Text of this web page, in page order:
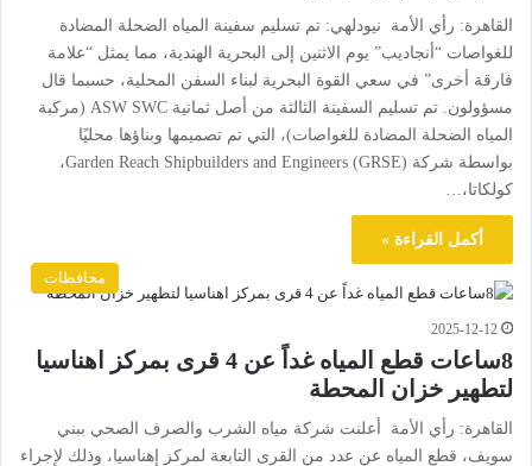
القاهرة: رأي الأمة نيودلهي: تم تسليم سفينة المياه الضحلة المضادة
للغواصات “أنجاديب” يوم الاثنين إلى البحرية الهندية، مما يمثل “علامة
فارقة أخرى” في سعي القوة البحرية لبناء السفن المحلية، حسبما قال
مسؤولون. تم تسليم السفينة الثالثة من أصل ثمانية ASW SWC (مركبة
المياه الضحلة المضادة للغواصات)، التي تم تصميمها وبناؤها محليًا
بواسطة شركة Garden Reach Shipbuilders and Engineers (GRSE)،
كولكاتا،…
أكمل القراءة »
محافظات
2025-12-12
8ساعات قطع المياه غداً عن 4 قرى بمركز اهناسيا
لتطهير خزان المحطة
القاهرة: رأي الأمة أعلنت شركة مياه الشرب والصرف الصحي ببني
سويف، قطع المياه عن عدد من القرى التابعة لمركز إهناسيا، وذلك لإجراء